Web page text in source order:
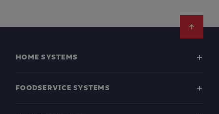
HOME SYSTEMS
FOODSERVICE SYSTEMS